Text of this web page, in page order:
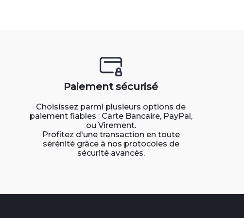
Paiement sécurisé
Choisissez parmi plusieurs options de
paiement fiables : Carte Bancaire, PayPal,
ou Virement.
Profitez d'une transaction en toute
sérénité grâce à nos protocoles de
sécurité avancés.